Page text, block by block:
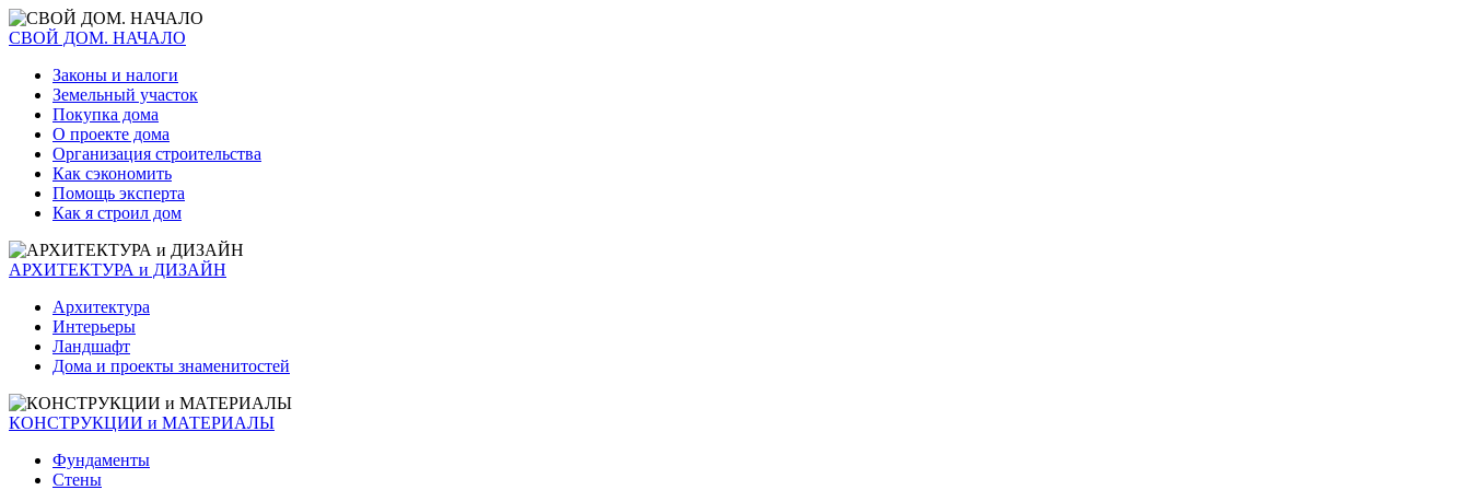
СВОЙ ДОМ. НАЧАЛО
Законы и налоги
Земельный участок
Покупка дома
О проекте дома
Организация строительства
Как сэкономить
Помощь эксперта
Как я строил дом
АРХИТЕКТУРА и ДИЗАЙН
Архитектура
Интерьеры
Ландшафт
Дома и проекты знаменитостей
КОНСТРУКЦИИ и МАТЕРИАЛЫ
Фундаменты
Стены